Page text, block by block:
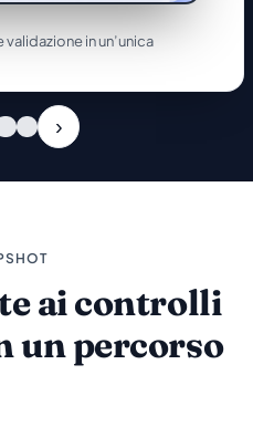
in un’unica
ai controlli
un percorso